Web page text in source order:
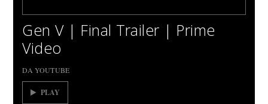
Gen V | Final Trailer | Prime
Video
DA YOUTUBE
PLAY